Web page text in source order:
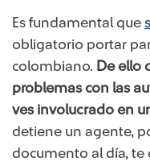
Es fundamental que
obligatorio portar
colombiano. De ello
problemas con las
ves involucrado en
detiene un agente,
documento al día, te